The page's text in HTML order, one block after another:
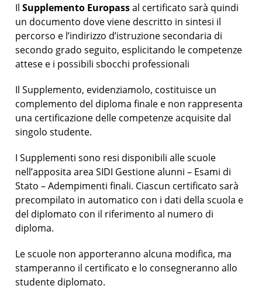
IlSupplemento Europassal certificato sarà quindi
un documento dove viene descritto in sintesi il
percorso e l’indirizzo d’istruzione secondaria di
secondo grado seguito, esplicitando le competenze
attese e i possibili sbocchi professionali
Il Supplemento, evidenziamolo, costituisce un
complemento del diploma finale e non rappresenta
una certificazione delle competenze acquisite dal
singolo studente.
I Supplementi sono resi disponibili alle scuole
nell’apposita area SIDI Gestione alunni – Esami di
Stato – Adempimenti finali. Ciascun certificato sarà
precompilato in automatico con i dati della scuola e
del diplomato con il riferimento al numero di
diploma.
Le scuole non apporteranno alcuna modifica, ma
stamperanno il certificato e lo consegneranno allo
studente diplomato.